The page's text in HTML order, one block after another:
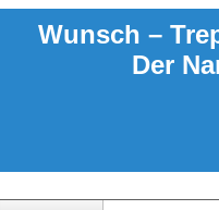
Wunsch –
Der